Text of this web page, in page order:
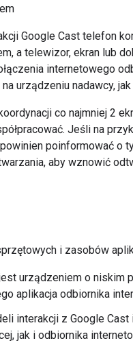
Google Cast telefon
a telewizor, ekran lub
internetowego
na urządzeniu nadawcy,
co najmniej 2
Jeśli na
poinformować o
aby wznowić
i zasobów
jest urządzeniem o
aplikacja odbiornika
interakcji z Google
jak i odbiornika